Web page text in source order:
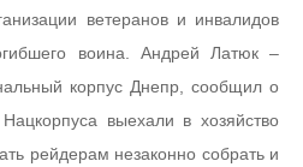
ветеранов и инвалидов
воина. Андрей Латюк –
корпус Днепр, сообщил о
выехали в хозяйство
рейдерам незаконно собрать и